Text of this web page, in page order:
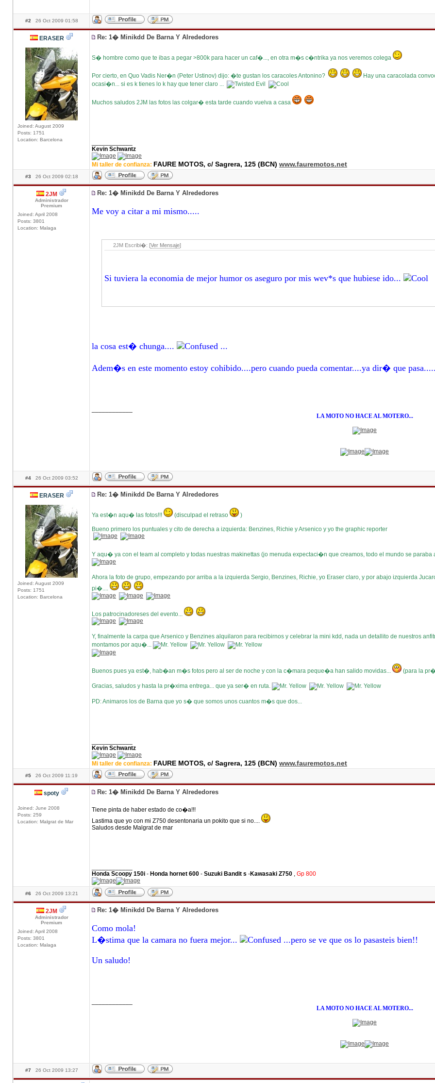
#2 26 Oct 2009 01:58
ERASER
Joined: August 2009
Posts: 1751
Location: Barcelona
Re: 1� Minikdd De Barna Y Alrededores
S� hombre como que te ibas a pegar >800k para hacer un caf�..., en otra m�s c�ntrika ya nos veremos colega
Por cierto, en Quo Vadis Ner�n (Peter Ustinov) dijo: �te gustan los caracoles Antonino?
Hay una caracolada
ocasi�n... si es k tienes lo k hay que tener claro ...
Muchos saludos 2JM las fotos las colgar� esta tarde cuando vuelva a casa
Kevin Schwantz
Mi taller de confianza: FAURE MOTOS, c/ Sagrera, 125 (BCN) www.fauremotos.net
#3 26 Oct 2009 02:18
2JM
Administrador
Premium
Joined: April 2008
Posts: 3801
Location: Malaga
Re: 1� Minikdd De Barna Y Alrededores
Me voy a citar a mi mismo.....
2JM Escribi�: [Ver Mensaje]
Si tuviera la economia de mejor humor os aseguro por mis wev*s que hubiese ido...
la cosa est� chunga.... ...
Adem�s en este momento estoy cohibido....pero cuando pueda comentar....ya dir� que
LA MOTO NO HACE AL MOTERO...
#4 26 Oct 2009 03:52
ERASER
Joined: August 2009
Posts: 1751
Location: Barcelona
Re: 1� Minikdd De Barna Y Alrededores
Ya est�n aqu� las fotos!!! (disculpad el retraso )
Bueno primero los puntuales y cito de derecha a izquierda: Benzines, Richie y Arsenico y yo the graphic reporter
Y aqu� ya con el team al completo y todas nuestras makinettas (jo menuda expectaci�n que creamos, todo el mundo se
Ahora la foto de grupo, empezando por arriba a la izquierda Sergio, Benzines, Richie, yo Eraser claro, y por abajo izquierda
pi�....
Los patrocinadoreses del evento...
Y, finalmente la carpa que Arsenico y Benzines alquilaron para recibirnos y celebrar la mini kdd, nada un detallito de nuestros
montamos por aqu�...
Buenos pues ya est�, hab�an m�s fotos pero al ser de noche y con la c�mara peque�a han salido movidas... (para la
Gracias, saludos y hasta la pr�xima entrega... que ya ser� en ruta.
PD: Animaros los de Barna que yo s� que somos unos cuantos m�s que dos...
Kevin Schwantz
Mi taller de confianza: FAURE MOTOS, c/ Sagrera, 125 (BCN) www.fauremotos.net
#5 26 Oct 2009 11:19
spoty
Joined: June 2008
Posts: 259
Location: Malgrat de Mar
Re: 1� Minikdd De Barna Y Alrededores
Tiene pinta de haber estado de co�a!!!
Lastima que yo con mi Z750 desentonaria un pokito que si no....
Saludos desde Malgrat de mar
Honda Scoopy 150i - Honda hornet 600 - Suzuki Bandit s -Kawasaki Z750 , Gp 800
#6 26 Oct 2009 13:21
2JM
Administrador
Premium
Joined: April 2008
Posts: 3801
Location: Malaga
Re: 1� Minikdd De Barna Y Alrededores
Como mola!
L�stima que la camara no fuera mejor...
...pero se ve que os lo pasasteis bien!!
Un saludo!
LA MOTO NO HACE AL MOTERO...
#7 26 Oct 2009 13:27